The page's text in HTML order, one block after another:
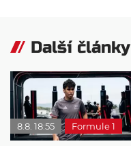
Další články
8.8. 18:55 Formule 1